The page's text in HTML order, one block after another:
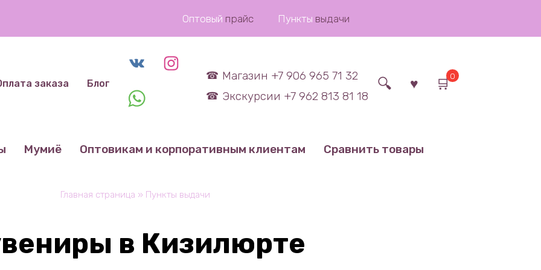
Оптовый прайс Пункты выдачи
заказа Блог
Магазин +7 906 965 71 32
Экскурсии +7 962 813 81 18
0
Мумиё Оптовикам и корпоративным клиентам Сравнить товары
Главная страница » Пункты выдачи
в Кизилюрте